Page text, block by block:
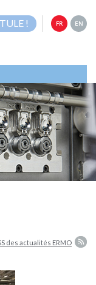
FR EN
!
des actualités ERMO